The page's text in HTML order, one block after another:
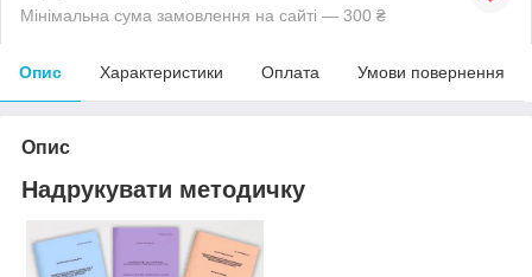
Мінімальна сума замовлення на сайті — 300 ₴
Опис Характеристики Оплата Умови повернення
Опис
Надрукувати методичку